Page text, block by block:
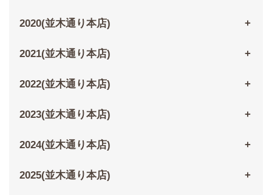
2020(並木通り本店)
2021(並木通り本店)
2022(並木通り本店)
2023(並木通り本店)
2024(並木通り本店)
2025(並木通り本店)